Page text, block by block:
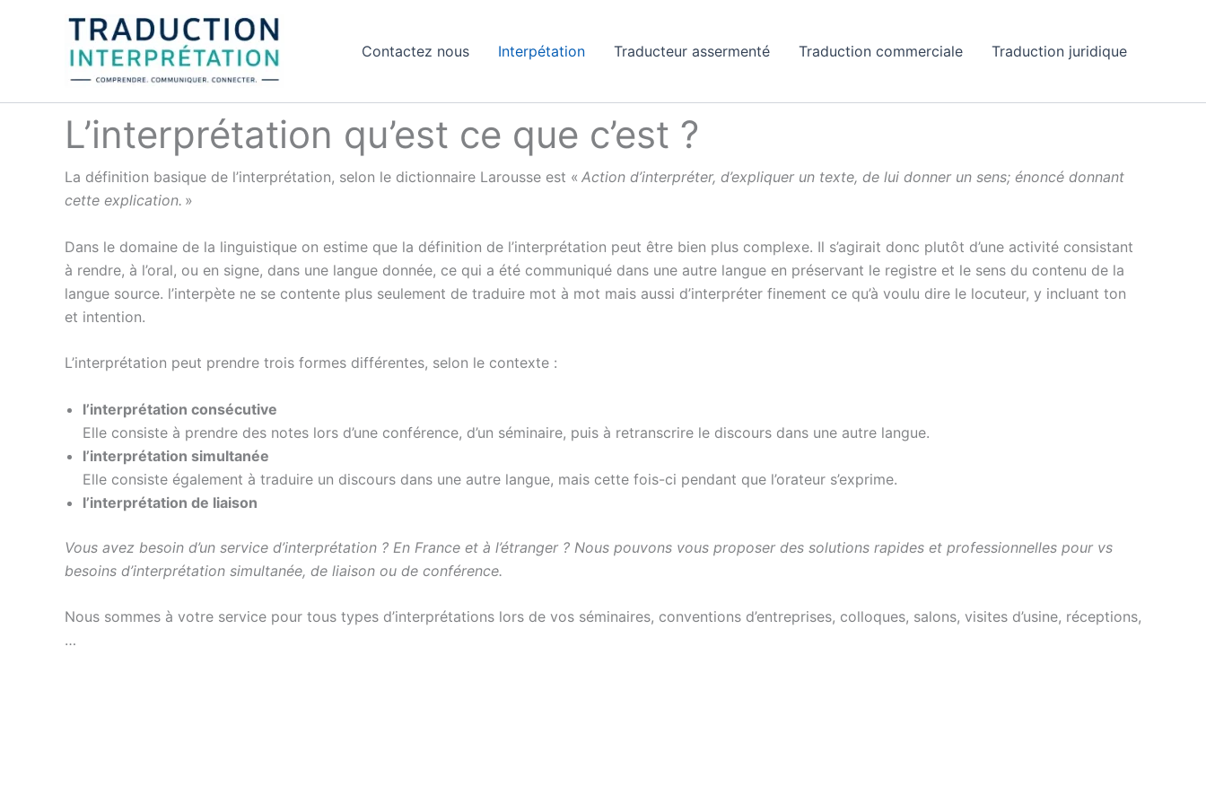
Contactez nous Interpétation Traducteur assermenté Traduction commerciale Traduction juridique
L’interprétation qu’est ce que c’est ?
La définition basique de l’interprétation, selon le dictionnaire Larousse est « Action d’interpréter, d’expliquer un texte, de lui donner un sens; énoncé donnant
cette explication. »
Dans le domaine de la linguistique on estime que la définition de l’interprétation peut être bien plus complexe. Il s’agirait donc plutôt d’une activité consistant
à rendre, à l’oral, ou en signe, dans une langue donnée, ce qui a été communiqué dans une autre langue en préservant le registre et le sens du contenu de la
langue source. l’interpète ne se contente plus seulement de traduire mot à mot mais aussi d’interpréter finement ce qu’à voulu dire le locuteur, y incluant ton
et intention.
L’interprétation peut prendre trois formes différentes, selon le contexte :
l’interprétation consécutive
Elle consiste à prendre des notes lors d’une conférence, d’un séminaire, puis à retranscrire le discours dans une autre langue.
l’interprétation simultanée
Elle consiste également à traduire un discours dans une autre langue, mais cette fois-ci pendant que l’orateur s’exprime.
l’interprétation de liaison
Vous avez besoin d’un service d’interprétation ? En France et à l’étranger ? Nous pouvons vous proposer des solutions rapides et professionnelles pour vs
besoins d’interprétation simultanée, de liaison ou de conférence.
Nous sommes à votre service pour tous types d’interprétations lors de vos séminaires, conventions d’entreprises, colloques, salons, visites d’usine, réceptions,
…